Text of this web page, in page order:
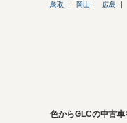
鳥取 岡山 広島
色からGLCの中古車